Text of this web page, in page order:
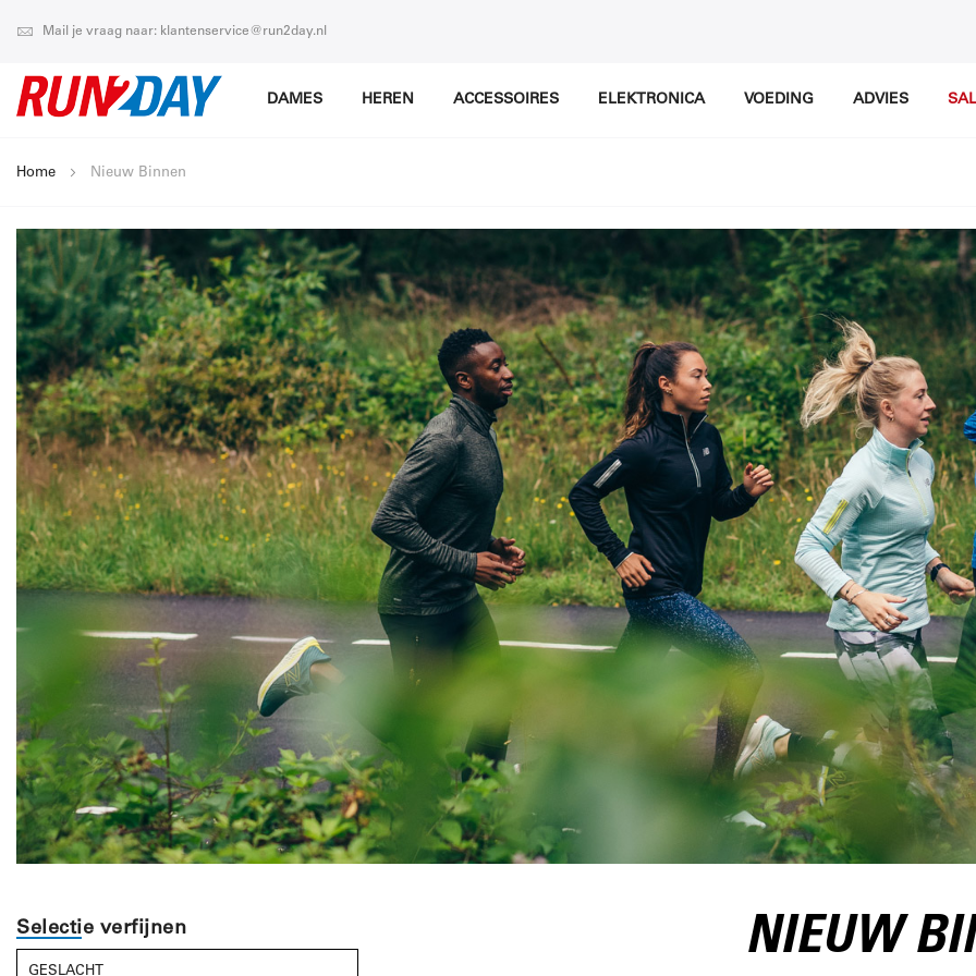
Mail je vraag naar: klantenservice@run2day.nl
DAMES HEREN ACCESSOIRES ELEKTRONICA VOEDING ADVIES
Home Nieuw Binnen
NIEUW
Selectie verfijnen
GESLACHT